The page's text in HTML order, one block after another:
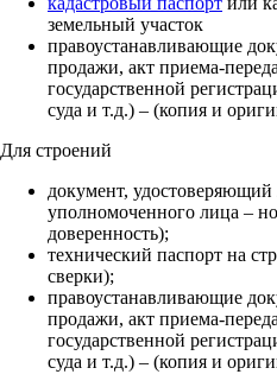
земельный участок
правоустанавливающие
продажи, акт приема-
государственной
суда и т.д.) – (копия и
Для строений
документ,
уполномоченного лица –
доверенность);
технический паспорт на
сверки);
правоустанавливающие
продажи, акт приема-
государственной
суда и т.д.) – (копия и